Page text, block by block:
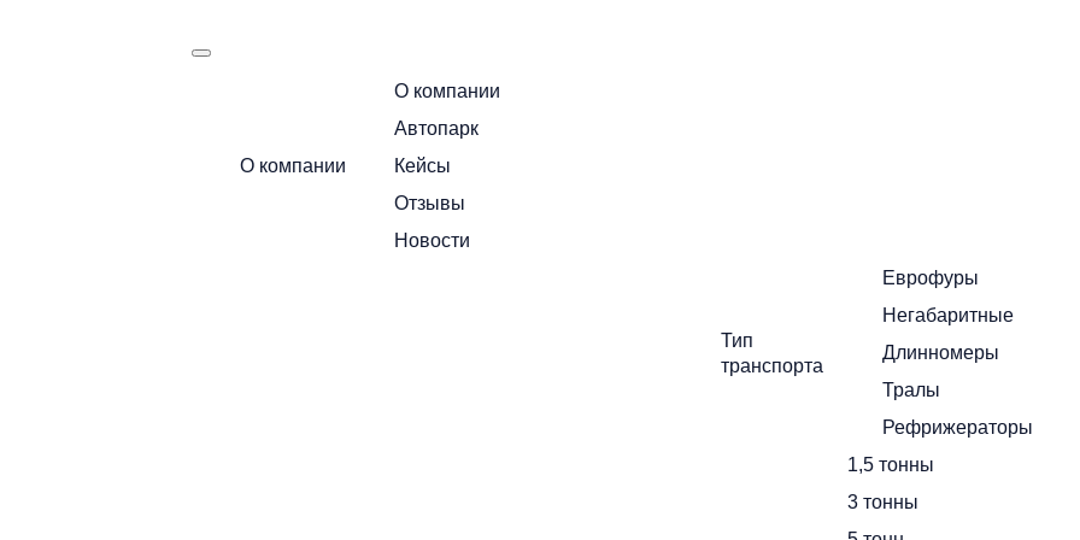
О компании
О компании
Автопарк
Кейсы
Отзывы
Новости
Тип
транспорта
Еврофуры
Негабаритные
Длинномеры
Тралы
Рефрижераторы
1,5 тонны
3 тонны
есть
Маршрут следования:
Москва — Санкт-Петербург
Позвоните по бесплатному номеру и уточните